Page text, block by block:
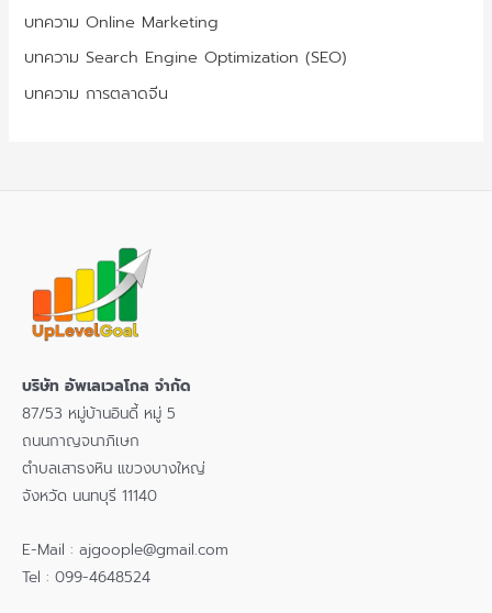
บทความ Online Marketing
บทความ Search Engine Optimization (SEO)
บทความ การตลาดจีน
บริษัท อัพเลเวลโกล จำกัด
87/53 หมู่บ้านอินดี้ หมู่ 5
ถนนกาญจนาภิเษก
ตำบลเสาธงหิน แขวงบางใหญ่
จังหวัด นนทบุรี 11140
E-Mail : ajgoople@gmail.com
Tel : 099-4648524